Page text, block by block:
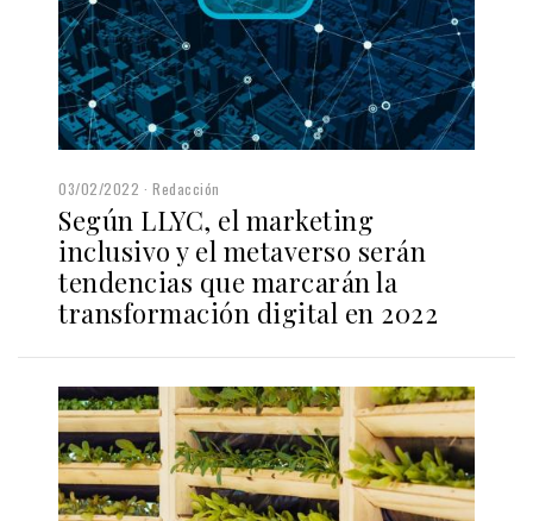
03/02/2022 Redacción
Según LLYC, el marketing
inclusivo y el metaverso serán
tendencias que marcarán la
transformación digital en 2022